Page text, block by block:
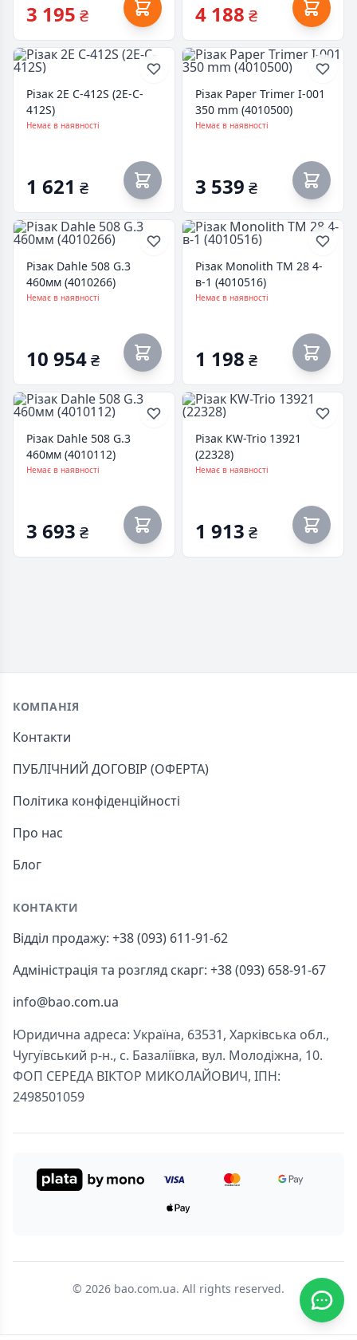
3 195 ₴ 4 188 ₴
Різак 2E C-412S (2E-C-
412S)
Немає в наявності
1 621 ₴
Різак Paper Trimer I-001
350 mm (4010500)
Немає в наявності
3 539 ₴
Різак Dahle 508 G.3
460мм (4010266)
Немає в наявності
10 954₴
Різак Monolith TM 28 4-
в-1 (4010516)
Немає в наявності
1 198 ₴
Різак Dahle 508 G.3
460мм (4010112)
Немає в наявності
3 693 ₴
Різак KW-Trio 13921
(22328)
Немає в наявності
1 913 ₴
Footer
КОМПАНІЯ
Контакти
ПУБЛІЧНИЙ ДОГОВІР (ОФЕРТА)
Політика конфіденційності
Про нас
Блог
КОНТАКТИ
Відділ продажу: +38 (093) 611-91-62
Адміністрація та розгляд скарг: +38 (093) 658-91-67
info@bao.com.ua
Юридична адреса: Україна, 63531, Харківська обл.,
Чугуївський р-н., с. Базаліївка, вул. Молодіжна, 10.
ФОП СЕРЕДА ВІКТОР МИКОЛАЙОВИЧ, ІПН:
2498501059
© 2026 bao.com.ua. All rights reserved.